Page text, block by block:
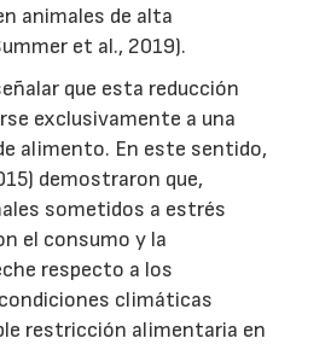
animales de alta
et al., 2019).
que esta reducción
exclusivamente a una
alimento. En este sentido,
demostraron que,
sometidos a estrés
el consumo y la
respecto a los
climáticas
restricción alimentaria en